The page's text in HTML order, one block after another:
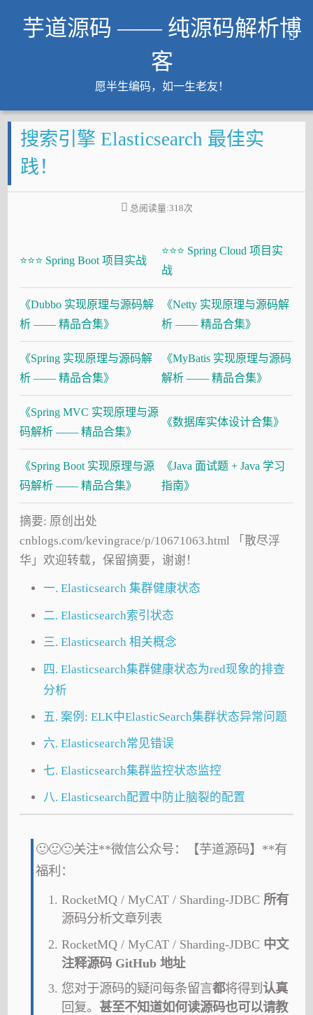
芋道源码 —— 纯源码解析博
客
愿半生编码，如一生老友！
文章
知识星球
Github
大厂面试必备
搜索引擎 Elasticsearch 最佳实
践！
总阅读量:318次
⭐⭐⭐ Spring Boot 项目实战
⭐⭐⭐ Spring Cloud 项目实
战
《Dubbo 实现原理与源码解
析 —— 精品合集》
《Netty 实现原理与源码解
析 —— 精品合集》
《Spring 实现原理与源码解
析 —— 精品合集》
《MyBatis 实现原理与源码
解析 —— 精品合集》
《Spring MVC 实现原理与源
码解析 —— 精品合集》
《数据库实体设计合集》
《Spring Boot 实现原理与源
码解析 —— 精品合集》
《Java 面试题 + Java 学习
指南》
摘要: 原创出处
cnblogs.com/kevingrace/p/10671063.html 「散尽浮
华」欢迎转载，保留摘要，谢谢！
一. Elasticsearch 集群健康状态
二. Elasticsearch索引状态
三. Elasticsearch 相关概念
四. Elasticsearch集群健康状态为red现象的排查
分析
五. 案例: ELK中ElasticSearch集群状态异常问题
六. Elasticsearch常见错误
七. Elasticsearch集群监控状态监控
八. Elasticsearch配置中防止脑裂的配置
🙂🙂🙂关注**微信公众号：【芋道源码】**有
福利：
RocketMQ / MyCAT / Sharding-JDBC 所有
源码分析文章列表
RocketMQ / MyCAT / Sharding-JDBC 中文
注释源码 GitHub 地址
您对于源码的疑问每条留言都将得到 认真
回复。 甚至不知道如何读源码也可以请教